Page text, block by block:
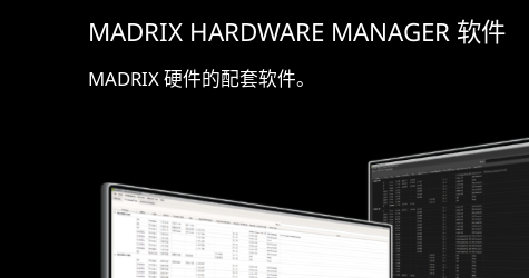
MADRIX HARDWARE MANAGER 软件
MADRIX 硬件的配套软件。